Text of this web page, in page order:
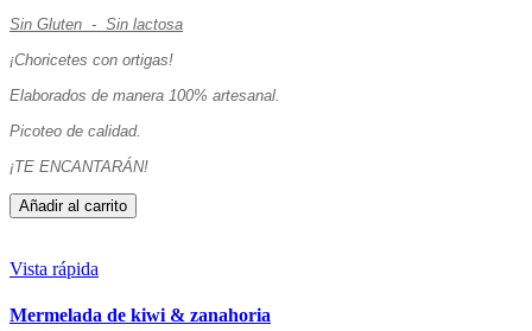
Sin Gluten - Sin lactosa
¡Choricetes con ortigas!
Elaborados de manera 100% artesanal.
Picoteo de calidad.
¡TE ENCANTARÁN!
Añadir al carrito
Vista rápida
Mermelada de kiwi & zanahoria